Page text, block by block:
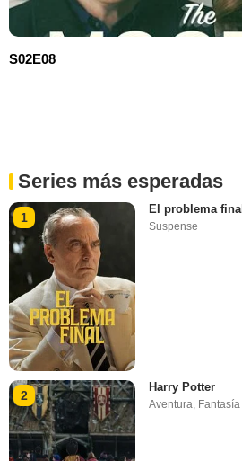
S02E08
Series más esperadas
1
El problema final
Suspense
2
Harry Potter
Aventura, Fantasía